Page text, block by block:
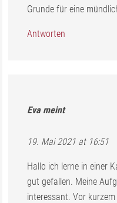
Grunde für eine
Antworten
Eva meint
19. Mai 2021 at 16:51
Hallo ich lerne in einer
gut gefallen. Meine
interessant. Vor